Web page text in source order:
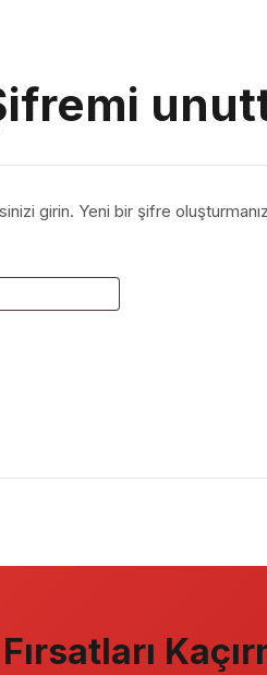
girin. Yeni bir şifre
Fırsatları